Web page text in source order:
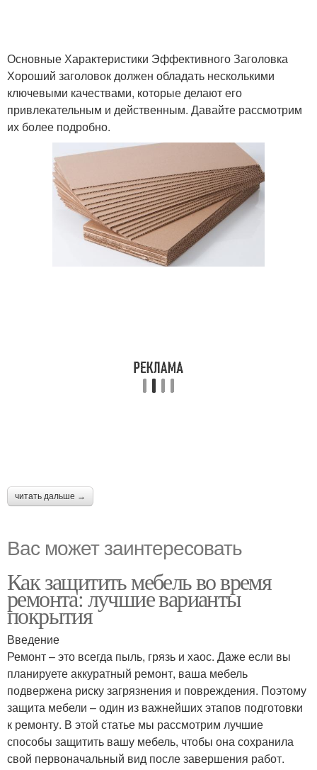
Основные Характеристики Эффективного Заголовка
Хороший заголовок должен обладать несколькими
ключевыми качествами, которые делают его
привлекательным и действенным. Давайте рассмотрим
их более подробно.
читать дальше →
Вас может заинтересовать
Как защитить мебель во время
ремонта: лучшие варианты
покрытия
Введение
Ремонт – это всегда пыль, грязь и хаос. Даже если вы
планируете аккуратный ремонт, ваша мебель
подвержена риску загрязнения и повреждения. Поэтому
защита мебели – один из важнейших этапов подготовки
к ремонту. В этой статье мы рассмотрим лучшие
способы защитить вашу мебель, чтобы она сохранила
свой первоначальный вид после завершения работ.